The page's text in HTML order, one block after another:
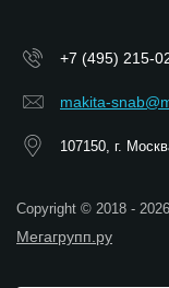
+7 (495) 215-
makita-
107150, г.
Copyright © 2018 - 2026
Мегагрупп.ру